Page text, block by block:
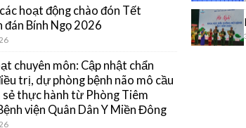
hoạt động chào đón Tết
đán Bính Ngọ 2026
chuyên môn: Cập nhật chẩn
trị, dự phòng bệnh não mô cầu
sẻ thực hành từ Phòng Tiêm
viện Quân Dân Y Miền Đông